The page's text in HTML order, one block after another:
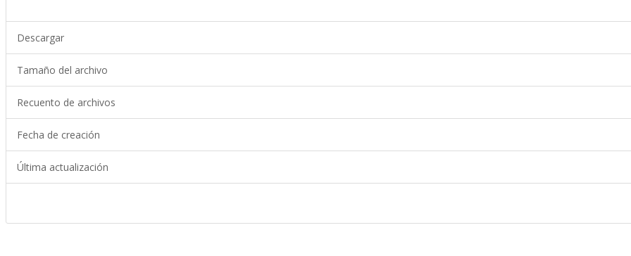
Descargar
Tamaño del archivo
Recuento de archivos
Fecha de creación
Última actualización